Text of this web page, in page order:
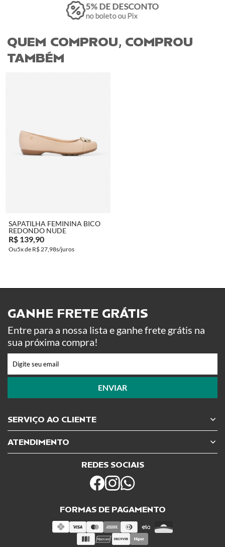
5% DE DESCONTO
no boleto ou Pix
QUEM COMPROU, COMPROU
TAMBÉM​
SAPATILHA FEMININA BICO
REDONDO NUDE
R$ 139,90
5x de R$ 27,98
SERVIÇO AO CLIENTE
ATENDIMENTO
REDES SOCIAIS
FORMAS DE PAGAMENTO
GANHE FRETE GRÁTIS ​
Entre para a nossa lista e ganhe frete grátis na
sua próxima compra!
ENVIAR